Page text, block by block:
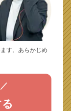
す。あらかじめ